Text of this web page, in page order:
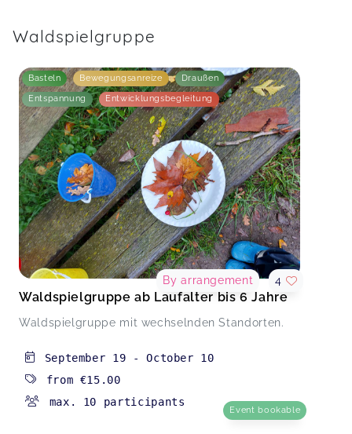
Waldspielgruppe
Basteln Bewegungsanreize Draußen
Entspannung Entwicklungsbegleitung
Waldspielgruppe ab Laufalter bis 6 Jahre
Waldspielgruppe mit wechselnden Standorten.
By arrangement 4
September 19 -October 10
from €15.00
max. 10 participants
Event bookable